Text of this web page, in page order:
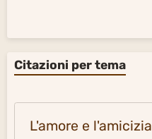
Citazioni per tema
L'amore e l'amicizia